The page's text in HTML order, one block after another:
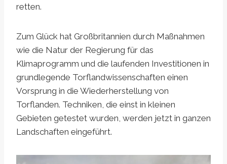
retten.
Zum Glück hat Großbritannien durch Maßnahmen
wie die Natur der Regierung für das
Klimaprogramm und die laufenden Investitionen in
grundlegende Torflandwissenschaften einen
Vorsprung in die Wiederherstellung von
Torflanden. Techniken, die einst in kleinen
Gebieten getestet wurden, werden jetzt in ganzen
Landschaften eingeführt.